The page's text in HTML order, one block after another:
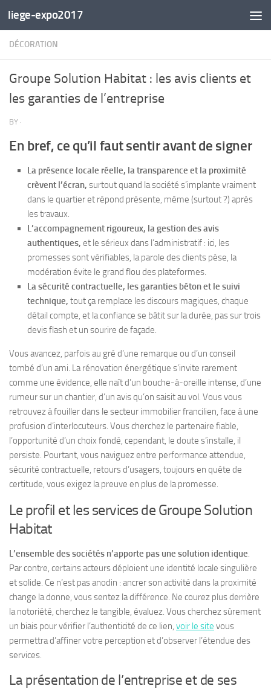
Skip to content
liege-expo2017
DÉCORATION
Groupe Solution Habitat : les avis clients et
les garanties de l’entreprise
BY ·
En bref, ce qu’il faut sentir avant de signer
La présence locale réelle, la transparence et la proximité
crèvent l’écran, surtout quand la société s’implante vraiment
dans le quartier et répond présente, même (surtout ?) après
les travaux.
L’accompagnement rigoureux, la gestion des avis
authentiques, et le sérieux dans l’administratif : ici, les
promesses sont vérifiables, la parole des clients pèse, la
modération évite le grand flou des plateformes.
La sécurité contractuelle, les garanties béton et le suivi
technique, tout ça remplace les discours magiques, chaque
détail compte, et la confiance se bâtit sur la durée, pas sur trois
devis flash et un sourire de façade.
Vous avancez, parfois au gré d’une remarque ou d’un conseil
tombé d’un ami. La rénovation énergétique s’invite rarement
comme une évidence, elle naît d’un bouche-à-oreille intense, d’une
rumeur sur un chantier, d’un avis qu’on saisit au vol. Vous vous
retrouvez à fouiller dans le secteur immobilier francilien, face à une
profusion d’interlocuteurs. Vous cherchez le partenaire fiable,
l’opportunité d’un choix fondé, cependant, le doute s’installe, il
persiste. Pourtant, vous naviguez entre performance attendue,
sécurité contractuelle, retours d’usagers, toujours en quête de
certitude, vous exigez la preuve en plus de la promesse.
Le profil et les services de Groupe Solution
Habitat
L’ensemble des sociétés n’apporte pas une solution identique.
Par contre, certains acteurs déploient une identité locale singulière
et solide. Ce n’est pas anodin : ancrer son activité dans la proximité
change la donne, vous sentez la différence. Ne courez plus derrière
la notoriété, cherchez le tangible, évaluez. Vous cherchez sûrement
un biais pour vérifier l’authenticité de ce lien, voir le site vous
permettra d’affiner votre perception et d’observer l’étendue des
services.
La présentation de l’entreprise et de ses